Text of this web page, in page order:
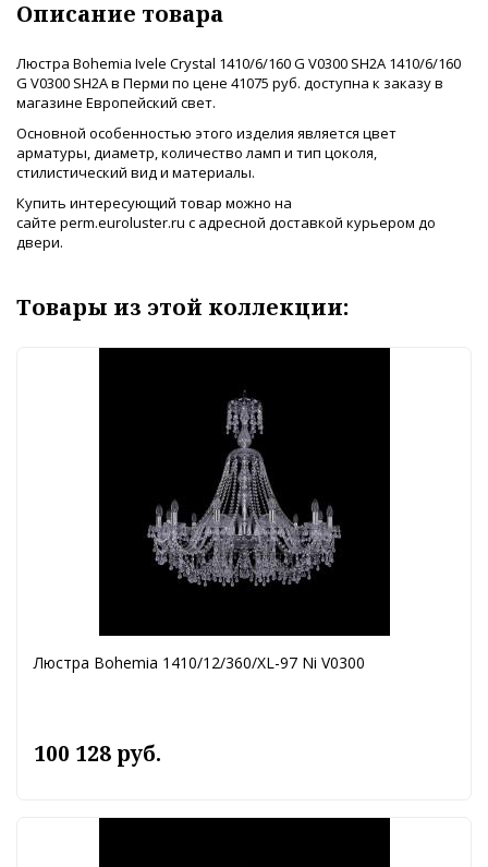
Описание товара
Люстра Bohemia Ivele Crystal 1410/6/160 G V0300 SH2A 1410/6/160
G V0300 SH2A в Перми по цене 41075 руб. доступна к заказу в
магазине Европейский свет.
Основной особенностью этого изделия является цвет
арматуры, диаметр, количество ламп и тип цоколя,
стилистический вид и материалы.
Купить интересующий товар можно на
сайте perm.euroluster.ru с адресной доставкой курьером до
двери.
Товары из этой коллекции:
Люстра Bohemia 1410/12/360/XL-97 Ni V0300
100 128 руб.